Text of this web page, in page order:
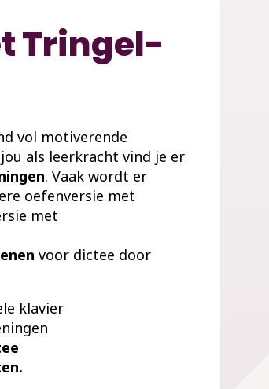
Tringel-
vol motiverende
als leerkracht vind je er
. Vaak wordt er
oefenversie met
met
voor dictee door
klavier